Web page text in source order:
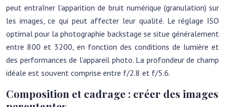
peut entraîner l’apparition de bruit numérique (granulation) sur
les images, ce qui peut affecter leur qualité. Le réglage ISO
optimal pour la photographie backstage se situe généralement
entre 800 et 3200, en fonction des conditions de lumière et
des performances de l’appareil photo. La profondeur de champ
idéale est souvent comprise entre f/2.8 et f/5.6.
Composition et cadrage : créer des images